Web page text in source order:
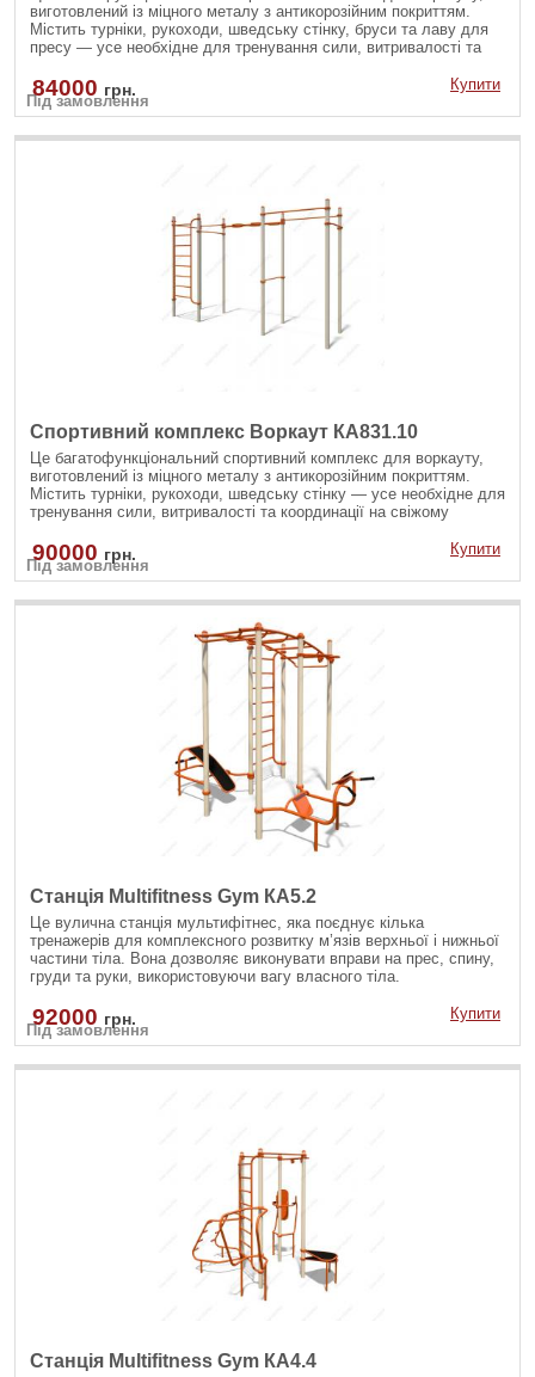
виготовлений із міцного металу з антикорозійним покриттям.
Містить турніки, рукоходи, шведську стінку, бруси та лаву для
пресу — усе необхідне для тренування сили, витривалості та
як дорослих, так і підлітків.
Під замовлення
84000 грн. Купити
Спортивний комплекс Воркаут КА831.10
Це багатофункціональний спортивний комплекс для воркауту,
виготовлений із міцного металу з антикорозійним покриттям.
Містить турніки, рукоходи, шведську стінку — усе необхідне для
тренування сили, витривалості та координації на свіжому
підлітків.
Під замовлення
90000 грн. Купити
Станція Multifitness Gym КА5.2
Це вулична станція мультифітнес, яка поєднує кілька
тренажерів для комплексного розвитку м’язів верхньої і нижньої
частини тіла. Вона дозволяє виконувати вправи на прес, спину,
груди та руки, використовуючи вагу власного тіла.
Під замовлення
92000 грн. Купити
Станція Multifitness Gym КА4.4